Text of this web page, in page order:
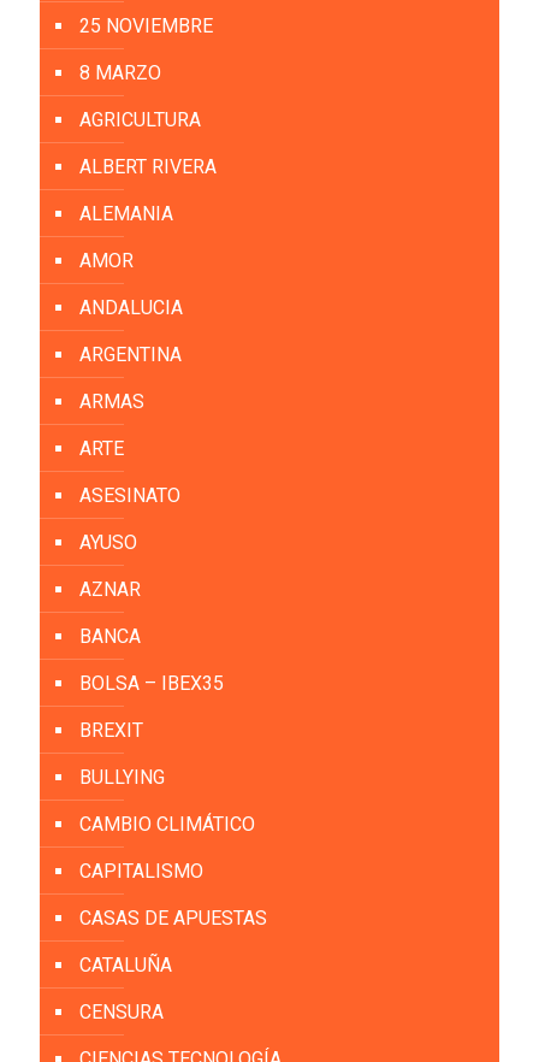
25 NOVIEMBRE
8 MARZO
AGRICULTURA
ALBERT RIVERA
ALEMANIA
AMOR
ANDALUCIA
ARGENTINA
ARMAS
ARTE
ASESINATO
AYUSO
AZNAR
BANCA
BOLSA – IBEX35
BREXIT
BULLYING
CAMBIO CLIMÁTICO
CAPITALISMO
CASAS DE APUESTAS
CATALUÑA
CENSURA